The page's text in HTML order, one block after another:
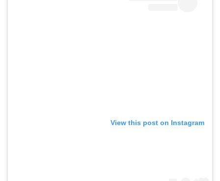
View this post on Instagram